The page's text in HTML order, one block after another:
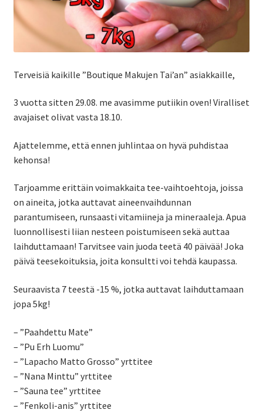
Terveisiä kaikille ”Boutique Makujen Tai’an” asiakkaille,
3 vuotta sitten 29.08. me avasimme putiikin oven! Viralliset
avajaiset olivat vasta 18.10.
Ajattelemme, että ennen juhlintaa on hyvä puhdistaa
kehonsa!
Tarjoamme erittäin voimakkaita tee-vaihtoehtoja, joissa
on aineita, jotka auttavat aineenvaihdunnan
parantumiseen, runsaasti vitamiineja ja mineraaleja. Apua
luonnollisesti liian nesteen poistumiseen sekä auttaa
laihduttamaan! Tarvitsee vain juoda teetä 40 päivää! Joka
päivä teesekoituksia, joita konsultti voi tehdä kaupassa.
Seuraavista 7 teestä -15 %, jotka auttavat laihduttamaan
jopa 5kg!
– ”Paahdettu Mate”
– ”Pu Erh Luomu”
– ”Lapacho Matto Grosso” yrttitee
– ”Nana Minttu” yrttitee
– ”Sauna tee” yrttitee
– ”Fenkoli-anis” yrttitee